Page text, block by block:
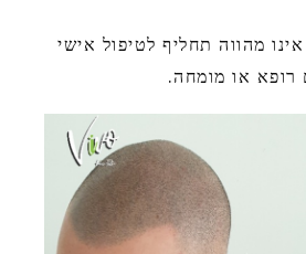
מהווה תחליף לטיפול אישי
רופא או מומחה.